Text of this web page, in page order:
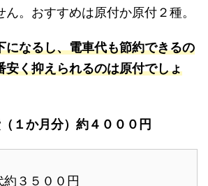
。おすすめは原付か原付２種。
になるし、電車代も節約できるの
安く抑えられるのは原付でしょ
１か月分）約４０００円
３５００円